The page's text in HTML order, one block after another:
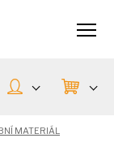
MATERIÁL